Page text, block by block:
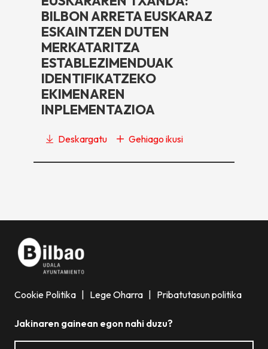
BILBON ARRETA EUSKARAZ
ESKAINTZEN DUTEN
MERKATARITZA
ESTABLEZIMENDUAK
IDENTIFIKATZEKO
EKIMENAREN
INPLEMENTAZIOA
Deskargatu Gehiago ikusi
Cookie Politika | Lege Oharra | Pribatutasun politika
Jakinaren gainean egon nahi duzu?